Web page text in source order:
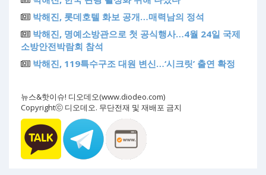
박해진, 롯데호텔 화보 공개…매력남의 정석
박해진, 명예소방관으로 첫 공식행사…4월 24일 국제
소방안전박람회 참석
박해진, 119특수구조 대원 변신…‘시크릿’ 출연 확정
뉴스&핫이슈! 디오데오(www.diodeo.com)
Copyrightⓒ 디오데오. 무단전재 및 재배포 금지